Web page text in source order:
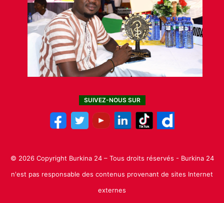
SUIVEZ-NOUS SUR
© 2026 Copyright Burkina 24 – Tous droits réservés - Burkina 24
n'est pas responsable des contenus provenant de sites Internet
externes